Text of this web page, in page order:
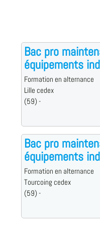
Bac pro
équipements
Formation en alternance
Lille cedex
(59) -
Bac pro
équipements
Formation en alternance
Tourcoing cedex
(59) -